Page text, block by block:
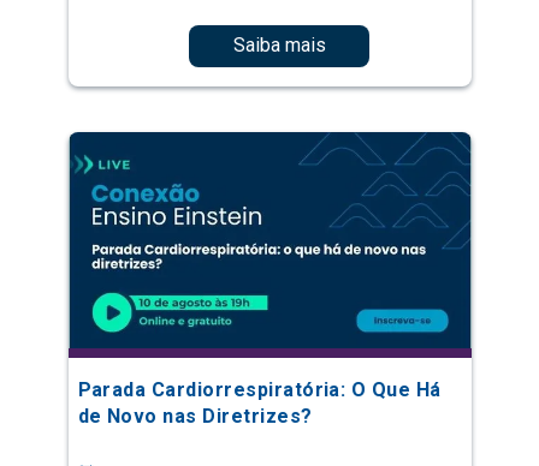
Saiba mais
Parada Cardiorrespiratória: O Que Há
de Novo nas Diretrizes?